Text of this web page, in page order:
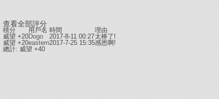
查看全部評分
積分 用戶名 時間
理由
威望 +20Dogo 2017-8-11 00:27太棒了!
威望 +20eastern2017-7-25 15:35感恩啊!
總計: 威望 +40